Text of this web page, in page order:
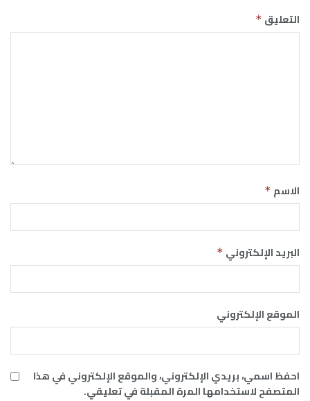
التعليق *
الاسم *
البريد الإلكتروني *
الموقع الإلكتروني
احفظ اسمي، بريدي الإلكتروني، والموقع الإلكتروني في هذا
المتصفح لاستخدامها المرة المقبلة في تعليقي.